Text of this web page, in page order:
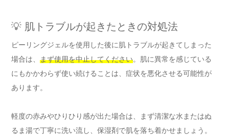
💡 肌トラブルが起きたときの対処法
ピーリングジェルを使用した後に肌トラブルが起きてしまった
場合は、 まず使用を中止してください。肌に異常を感じている
にもかかわらず使い続けることは、症状を悪化させる可能性が
あります。
軽度の赤みやひりひり感が出た場合は、まず清潔な水またはぬ
るま湯で丁寧に洗い流し、保湿剤で肌を落ち着かせましょう。